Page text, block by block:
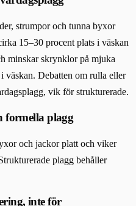
strumpor och tunna byxor
15–30 procent plats i väskan
minskar skrynklor på mjuka
väskan. Debatten om rulla eller
vik för strukturerade.
formella plagg
och jackor platt och viker
plagg behåller
inte för